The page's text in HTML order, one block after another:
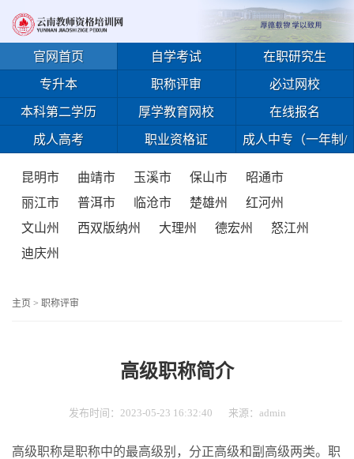
官网首页 自学考试 在职研究生
专升本 职称评审 必过网校
本科第二学历 厚学教育网校 在线报名
成人高考 职业资格证 成人中专（一年制/
昆明市 曲靖市 玉溪市 保山市
昭通市
丽江市
普洱市 临沧市 楚雄州
红河州
文山州
西双版纳州 大理州 德宏州
怒江州
迪庆州
主页 > 职称评审
高级职称简介
发布时间：2023-05-23 16:32:40 来源：admin
高级职称是职称中的最高级别，分正高级和副高级两类。职